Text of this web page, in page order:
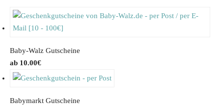
Baby-Walz Gutscheine
10.00€
Babymarkt Gutscheine